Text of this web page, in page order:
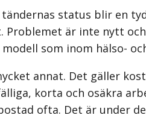
status blir en
Problemet är inte nytt
som inom hälso-
annat. Det gäller
korta och osäkra
ofta. Det är under